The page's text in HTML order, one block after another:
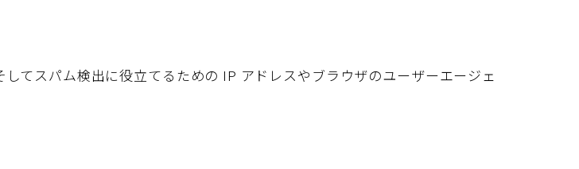
てスパム検出に役立てるための IP アドレスやブラウザのユーザーエージェ